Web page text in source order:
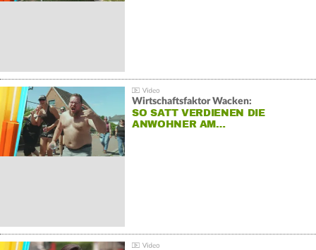
Wirtschaftsfaktor Wacken:
SO SATT VERDIENEN DIE
ANWOHNER AM…